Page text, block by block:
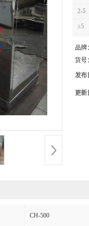
2-5
≥5
品牌
货号
发布
更新
CH-500